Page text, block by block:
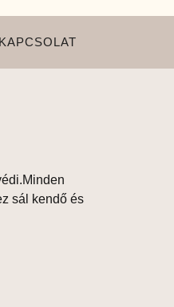
KAPCSOLAT
sál kendő és